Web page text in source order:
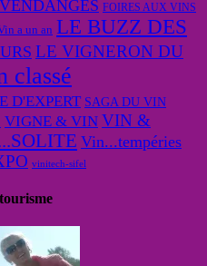
FOIRES AUX VINS
a un an LE BUZZ DES
LE VIGNERON DU
classé
D'EXPERT SAGA DU VIN
VIGNE & VIN VIN &
Vin...tempéries
vinitech-sifel